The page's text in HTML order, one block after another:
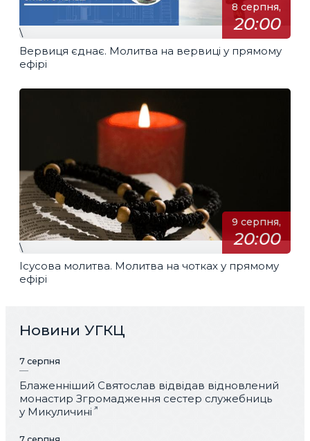
8 серпня,
20:00
\
Вервиця єднає. Молитва на вервиці у прямому
ефірі
9 серпня,
20:00
\
Ісусова молитва. Молитва на чотках у прямому
ефірі
Новини УГКЦ
7 серпня
Блаженніший Святослав відвідав відновлений
монастир Згромадження сестер служебниць
у Микуличині